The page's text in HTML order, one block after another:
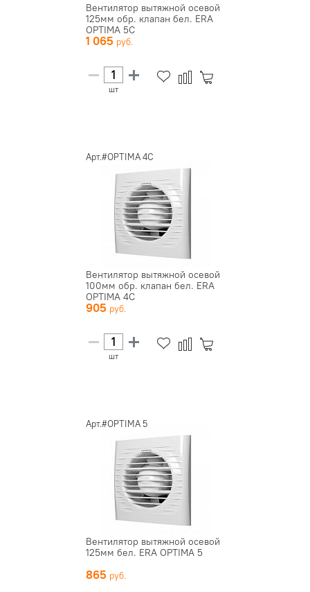
Вентилятор вытяжной осевой
125мм обр. клапан бел. ERA
OPTIMA 5C
1 065
шт
Арт.#OPTIMA 4C
Вентилятор вытяжной осевой
100мм обр. клапан бел. ERA
OPTIMA 4C
905
шт
Арт.#OPTIMA 5
Вентилятор вытяжной осевой
125мм бел. ERA OPTIMA 5
865